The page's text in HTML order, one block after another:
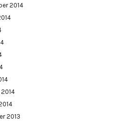
2014
2013